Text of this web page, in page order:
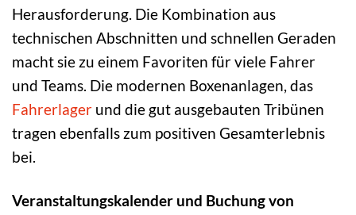
Herausforderung. Die Kombination aus
technischen Abschnitten und schnellen Geraden
macht sie zu einem Favoriten für viele Fahrer
und Teams. Die modernen Boxenanlagen, das
Fahrerlager und die gut ausgebauten Tribünen
tragen ebenfalls zum positiven Gesamterlebnis
bei.
Veranstaltungskalender und Buchung von